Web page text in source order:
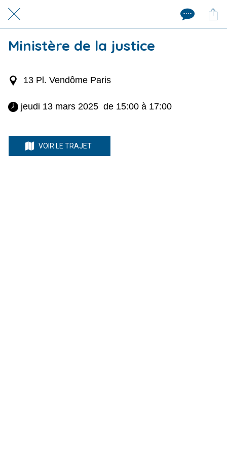
Ministère de la justice
13 Pl. Vendôme Paris
jeudi 13 mars 2025  de 15:00 à 17:00
VOIR LE TRAJET